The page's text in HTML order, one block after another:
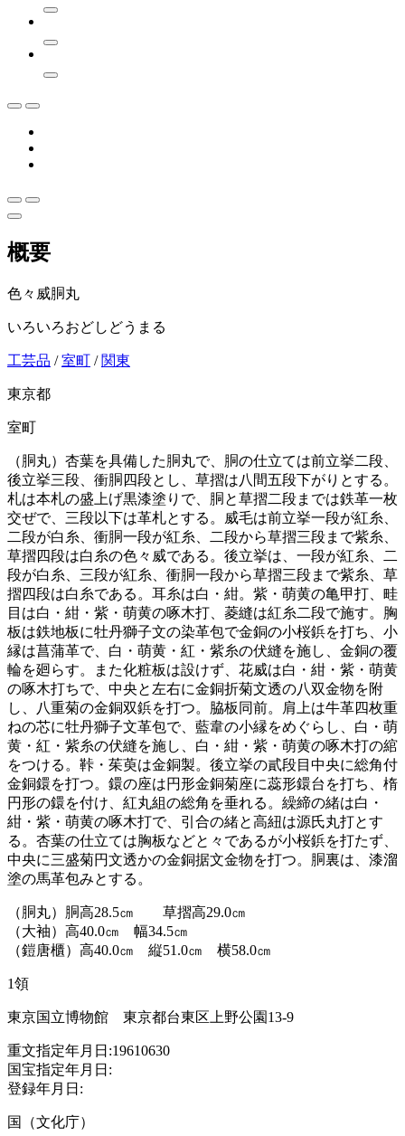
概要
色々威胴丸
いろいろおどしどうまる
工芸品 /室町 / 関東
東京都
室町
（胴丸）杏葉を具備した胴丸で、胴の仕立ては前立挙二段、
後立挙三段、衝胴四段とし、草摺は八間五段下がりとする。
札は本札の盛上げ黒漆塗りで、胴と草摺二段までは鉄革一枚
交ぜで、三段以下は革札とする。威毛は前立挙一段が紅糸、
二段が白糸、衝胴一段が紅糸、二段から草摺三段まで紫糸、
草摺四段は白糸の色々威である。後立挙は、一段が紅糸、二
段が白糸、三段が紅糸、衝胴一段から草摺三段まで紫糸、草
摺四段は白糸である。耳糸は白・紺。紫・萌黄の亀甲打、畦
目は白・紺・紫・萌黄の啄木打、菱縫は紅糸二段で施す。胸
板は鉄地板に牡丹獅子文の染革包で金銅の小桜鋲を打ち、小
縁は菖蒲革で、白・萌黄・紅・紫糸の伏縫を施し、金銅の覆
輪を廻らす。また化粧板は設けず、花威は白・紺・紫・萌黄
の啄木打ちで、中央と左右に金銅折菊文透の八双金物を附
し、八重菊の金銅双鋲を打つ。脇板同前。肩上は牛革四枚重
ねの芯に牡丹獅子文革包で、藍韋の小縁をめぐらし、白・萌
黄・紅・紫糸の伏縫を施し、白・紺・紫・萌黄の啄木打の綰
をつける。鞐・茱萸は金銅製。後立挙の貳段目中央に総角付
金銅鐶を打つ。鐶の座は円形金銅菊座に蕊形鐶台を打ち、楕
円形の鐶を付け、紅丸組の総角を垂れる。繰締の緒は白・
紺・紫・萌黄の啄木打で、引合の緒と高紐は源氏丸打とす
る。杏葉の仕立ては胸板などと々であるが小桜鋲を打たず、
中央に三盛菊円文透かの金銅据文金物を打つ。胴裏は、漆溜
塗の馬革包みとする。
（胴丸）胴高28.5㎝ 草摺高29.0㎝
（大袖）高40.0㎝ 幅34.5㎝
（鎧唐櫃）高40.0㎝ 縦51.0㎝ 横58.0㎝
1領
東京国立博物館 東京都台東区上野公園13-9
重文指定年月日:19610630
国宝指定年月日:
登録年月日:
国（文化庁）